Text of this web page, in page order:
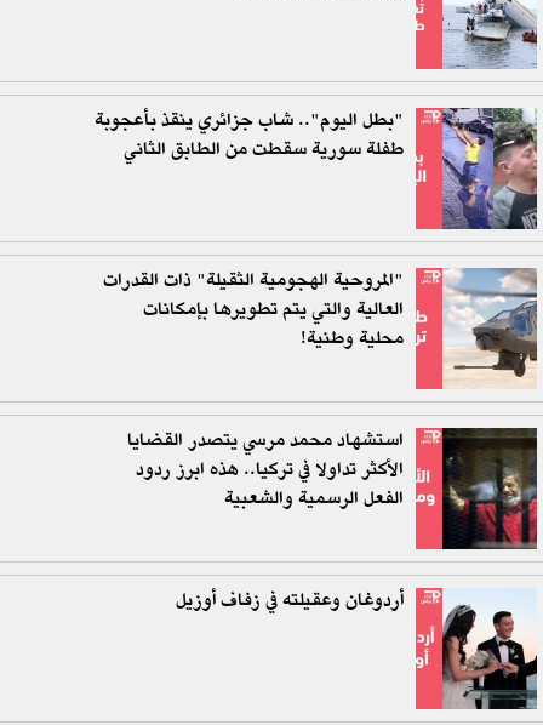
"بطل اليوم".. شاب جزائري ينقذ بأعجوبة
طفلة سورية سقطت من الطابق الثاني
"المروحية الهجومية الثقيلة" ذات القدرات
العالية والتي يتم تطويرها بإمكانات
محلية وطنية!
استشهاد محمد مرسي يتصدر القضايا
الأكثر تداولا في تركيا.. هذه ابرز ردود
الفعل الرسمية والشعبية
أردوغان وعقيلته في زفاف أوزيل